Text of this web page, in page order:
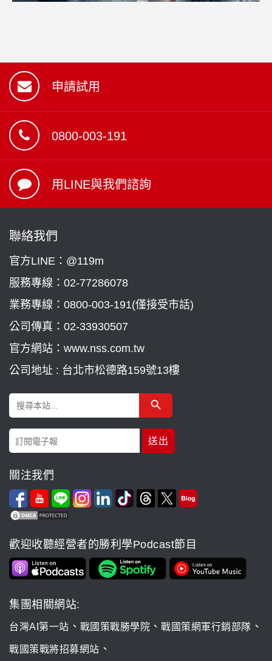
申請試用
0800-003-191
用LINE與我們諮詢
聯絡我們
官方LINE：@119m
服務專線： 02-77286078
業務專線： 0800-003-191(僅接受市話)
公司傳真：02-33930507
官方網站：www.nss.com.tw
公司地址 : 台北市松德路159號13樓
Search
for:
Search Button
關注我們
歡迎收聽經營者的勝利學Podcast節目
集團相關網站:
台灣AI第一站 、 戰國策戰勝學院 、 戰國策網軍行銷部隊 、
戰國策戰將招募網站 、